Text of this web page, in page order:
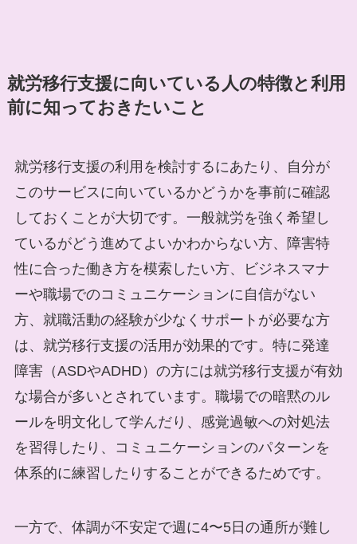
就労移行支援に向いている人の特徴と利用
前に知っておきたいこと
就労移行支援の利用を検討するにあたり、自分が
このサービスに向いているかどうかを事前に確認
しておくことが大切です。一般就労を強く希望し
ているがどう進めてよいかわからない方、障害特
性に合った働き方を模索したい方、ビジネスマナ
ーや職場でのコミュニケーションに自信がない
方、就職活動の経験が少なくサポートが必要な方
は、就労移行支援の活用が効果的です。特に発達
障害（ASDやADHD）の方には就労移行支援が有効
な場合が多いとされています。職場での暗黙のル
ールを明文化して学んだり、感覚過敏への対処法
を習得したり、コミュニケーションのパターンを
体系的に練習したりすることができるためです。
一方で、体調が不安定で週に4〜5日の通所が難し